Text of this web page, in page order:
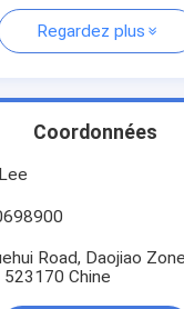
Regardez plus
Coordonnées
Road, Daojiao
523170 Chine